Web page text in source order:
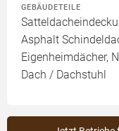
GEBÄUDETEILE
Asphalt
Eigenheimdächer,
Dach / Dachstuhl